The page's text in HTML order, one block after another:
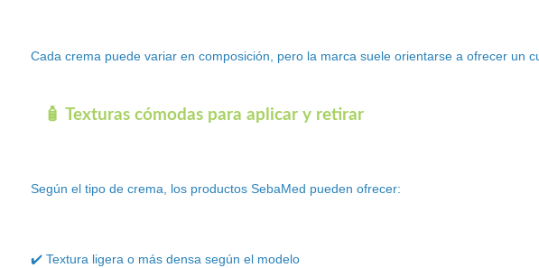
Cada crema puede variar en composición, pero la marca suele orientarse a ofrecer un
🧴 Texturas cómodas para aplicar y retirar
Según el tipo de crema, los productos SebaMed pueden ofrecer:
✔️ Textura ligera o más densa según el modelo